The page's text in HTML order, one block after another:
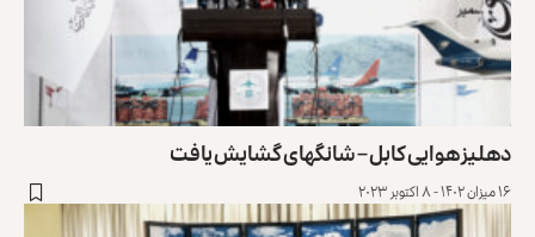
دهلیز هوایی کابل – شانگهای گشایش یافت
۱۶ میزان ۱۴۰۲ - ۸ اکتوبر ۲۰۲۳